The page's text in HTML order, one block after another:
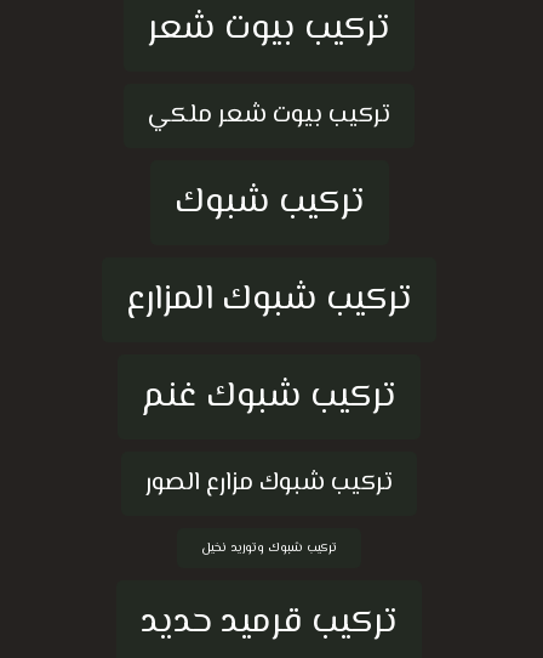
تركيب بيوت شعر
تركيب بيوت شعر ملكي
تركيب شبوك
تركيب شبوك المزارع
تركيب شبوك غنم
تركيب شبوك مزارع الصور
تركيب شبوك وتوريد نخيل
تركيب قرميد حديد